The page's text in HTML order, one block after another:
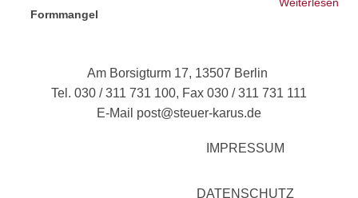
Formmangel
Am Borsigturm 17, 13507 Berlin
Tel. 030 / 311 731 100, Fax 030 / 311 731 111
E-Mail post@steuer-karus.de
IMPRESSUM
DATENSCHUTZ